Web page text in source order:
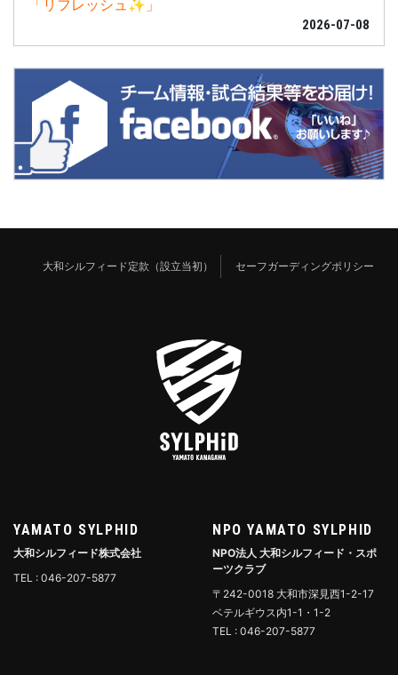
「リフレッシュ✨」
2026-07-08
大和シルフィード定款（設立当初） セーフガーディングポリシー
YAMATO SYLPHID
大和シルフィード株式会社
TEL : 046-207-5877
NPO YAMATO SYLPHID
NPO法人 大和シルフィード・スポ
ーツクラブ
〒242-0018 大和市深見西1-2-17
ベテルギウス内1-1・1-2
TEL : 046-207-5877